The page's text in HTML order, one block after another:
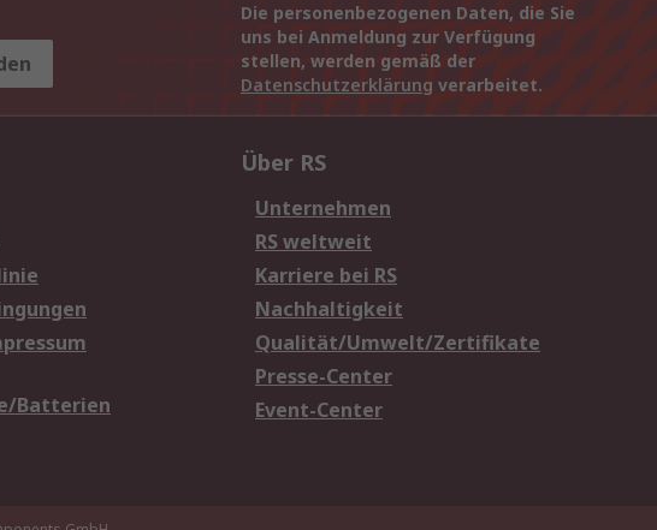
Die personenbezogenen Daten, die Sie
uns bei Anmeldung zur Verfügung
stellen, werden gemäß der
Datenschutzerklärung verarbeitet.
Batterien
Über RS
Unternehmen
RS weltweit
Karriere bei RS
Nachhaltigkeit
Qualität/Umwelt/Zertifikate
Presse-Center
Event-Center